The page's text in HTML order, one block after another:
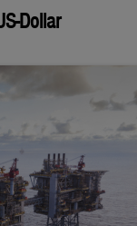
Dollar